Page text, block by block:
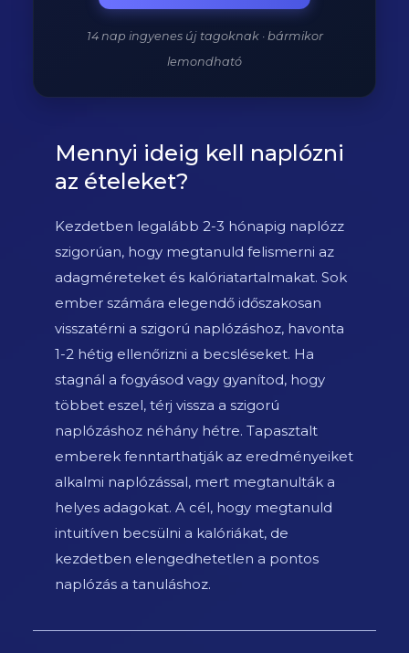
14 nap ingyenes új tagoknak · bármikor
lemondható
Mennyi ideig kell naplózni
az ételeket?
Kezdetben legalább 2-3 hónapig naplózz
szigorúan, hogy megtanuld felismerni az
adagméreteket és kalóriatartalmakat. Sok
ember számára elegendő időszakosan
visszatérni a szigorú naplózáshoz, havonta
1-2 hétig ellenőrizni a becsléseket. Ha
stagnál a fogyásod vagy gyanítod, hogy
többet eszel, térj vissza a szigorú
naplózáshoz néhány hétre. Tapasztalt
emberek fenntarthatják az eredményeiket
alkalmi naplózással, mert megtanulták a
helyes adagokat. A cél, hogy megtanuld
intuitíven becsülni a kalóriákat, de
kezdetben elengedhetetlen a pontos
naplózás a tanuláshoz.